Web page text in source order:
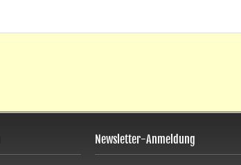
Newsletter-Anmeldung